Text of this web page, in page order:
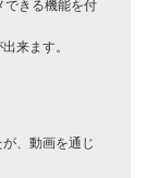
できる機能を付
来ます。
、動画を通じ